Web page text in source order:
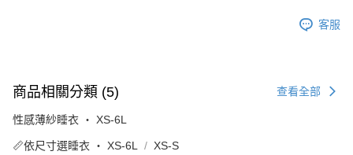
客服
商品相關分類 (5) 查看全部
性感薄紗睡衣 ‧ XS-6L
📏依尺寸選睡衣 ‧ XS-6L XS-S